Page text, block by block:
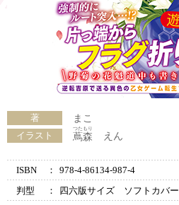
著
まこ
イラスト
蔦森
つたもり
えん
ISBN ：
978-4-86134-987-4
判型
：
四六版サイズ ソフトカバー